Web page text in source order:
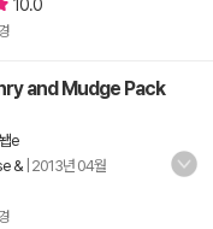
10.0
and Mudge Pack
e
&| 2013년 04월